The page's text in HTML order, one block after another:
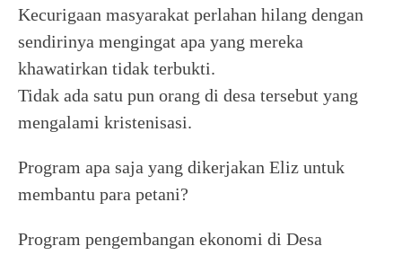
Kecurigaan masyarakat perlahan hilang dengan
sendirinya mengingat apa yang mereka
khawatirkan tidak terbukti.
Tidak ada satu pun orang di desa tersebut yang
mengalami kristenisasi.
Program apa saja yang dikerjakan Eliz untuk
membantu para petani?
Program pengembangan ekonomi di Desa